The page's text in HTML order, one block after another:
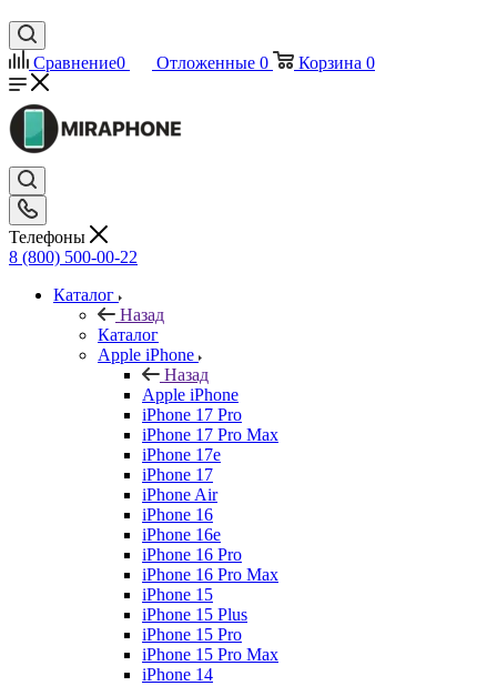
Сравнение0 Отложенные 0 Корзина 0
Телефоны
8 (800) 500-00-22
Каталог
Назад
Каталог
Apple iPhone
Назад
Apple iPhone
iPhone 17 Pro
iPhone 17 Pro Max
iPhone 17e
iPhone 17
iPhone Air
iPhone 16
iPhone 16e
iPhone 16 Pro
iPhone 16 Pro Max
iPhone 15
iPhone 15 Plus
iPhone 15 Pro
iPhone 15 Pro Max
iPhone 14